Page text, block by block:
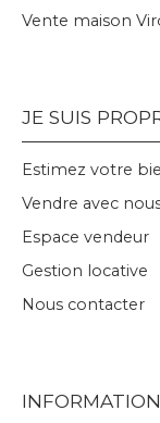
Vente maison
JE SUIS
Estimez votre
Vendre avec
Espace vendeur
Gestion locative
Nous contacter